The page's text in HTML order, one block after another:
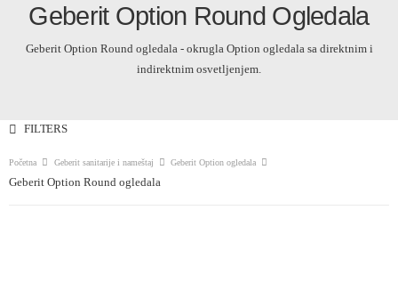
Geberit Option Round Ogledala
Geberit Option Round ogledala - okrugla Option ogledala sa direktnim i
indirektnim osvetljenjem.
FILTERS
Početna Geberit sanitarije i nameštaj Geberit Option ogledala
Geberit Option Round ogledala